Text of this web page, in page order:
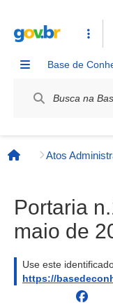
Base de
Página inicial
Atos
Portaria
maio de
Use este
https://